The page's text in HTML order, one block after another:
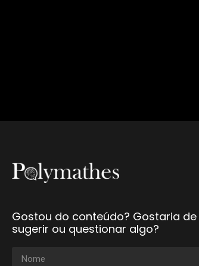
Gostou do conteúdo? Gostaria de
sugerir ou questionar algo?